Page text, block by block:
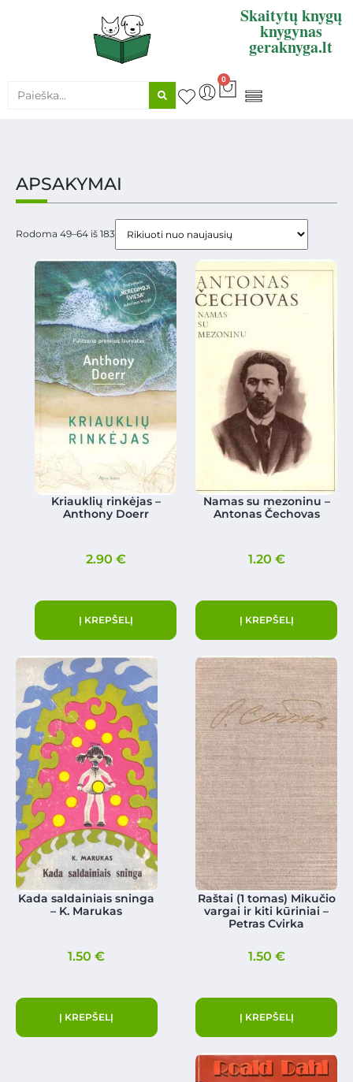
Skaitytų knygų
knygynas
geraknyga.lt
0
APSAKYMAI
Rodoma 49–64 iš 183
Kriauklių rinkėjas –
Anthony Doerr
2.90 €
Į KREPŠELĮ
Namas su mezoninu –
Antonas Čechovas
1.20 €
Į KREPŠELĮ
Kada saldainiais sninga
– K. Marukas
1.50€
Į KREPŠELĮ
Raštai (1 tomas) Mikučio
vargai ir kiti kūriniai –
Petras Cvirka
1.50 €
Į KREPŠELĮ